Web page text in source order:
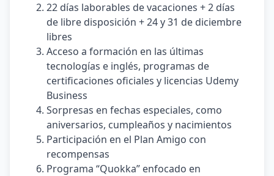
22 días laborables de vacaciones + 2 días
de libre disposición + 24 y 31 de diciembre
libres
Acceso a formación en las últimas
tecnologías e inglés, programas de
certificaciones oficiales y licencias Udemy
Business
Sorpresas en fechas especiales, como
aniversarios, cumpleaños y nacimientos
Participación en el Plan Amigo con
recompensas
Programa “Quokka” enfocado en